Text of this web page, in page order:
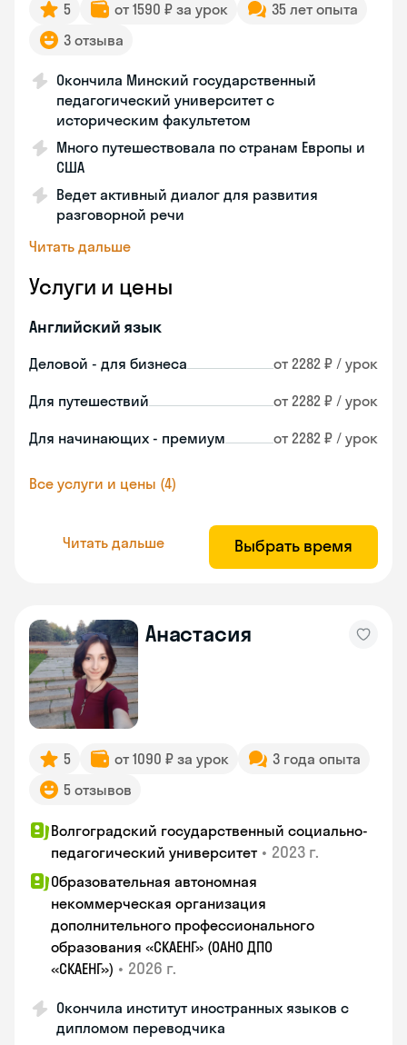
5 от 1590 ₽ за урок
35 лет опыта
3 отзыва
Окончила Минский государственный
педагогический университет с
историческим факультетом
Много путешествовала по странам Европы и
США
Ведет активный диалог для развития
разговорной речи
Читать дальше
Услуги и цены
Английский язык
Деловой - для бизнеса от 2282 ₽ / урок
Для путешествий от 2282 ₽ / урок
Для начинающих - премиум от 2282 ₽ / урок
Все услуги и цены (4)
Читать дальше Выбрать время
Анастасия
5 от 1090 ₽ за урок
3 года опыта
5 отзывов
Волгоградский государственный социально-
педагогический университет • 2023 г.
Образовательная автономная
некоммерческая организация
дополнительного профессионального
образования «СКАЕНГ» (ОАНО ДПО
«СКАЕНГ») • 2026 г.
Окончила институт иностранных языков с
дипломом переводчика